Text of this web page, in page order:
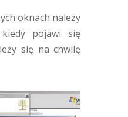
oknach należy
pojawi się
się na chwilę